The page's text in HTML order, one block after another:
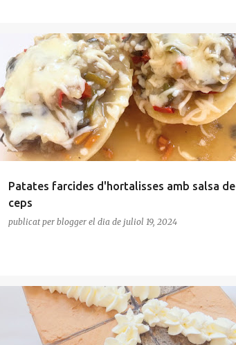
Patates farcides d'hortalisses amb salsa de
ceps
publicat per blogger el dia de juliol 19, 2024
ENTRANT HORTALISSES
GELAT MOUSSE POSTRES XOCOLATA